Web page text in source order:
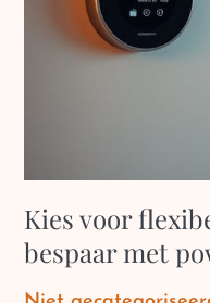
Kies voor
bespaar met